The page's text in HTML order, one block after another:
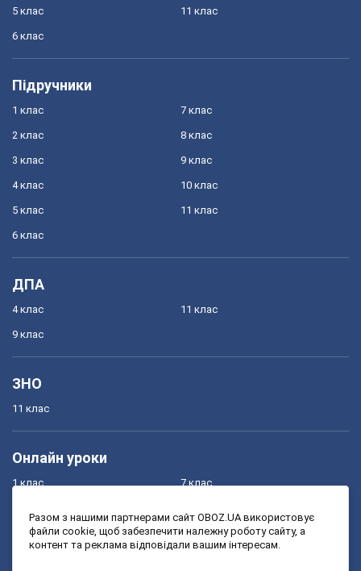
5 клас
6 клас
11 клас
Підручники
1 клас
2 клас
3 клас
4 клас
5 клас
6 клас
7 клас
8 клас
9 клас
10 клас
11 клас
ДПА
4 клас
9 клас
11 клас
ЗНО
11 клас
Онлайн уроки
1 клас
3 клас
7 клас
9 клас
Разом з нашими партнерами сайт OBOZ.UA використовує
файли cookie, щоб забезпечити належну роботу сайту, а
контент та реклама відповідали вашим інтересам.